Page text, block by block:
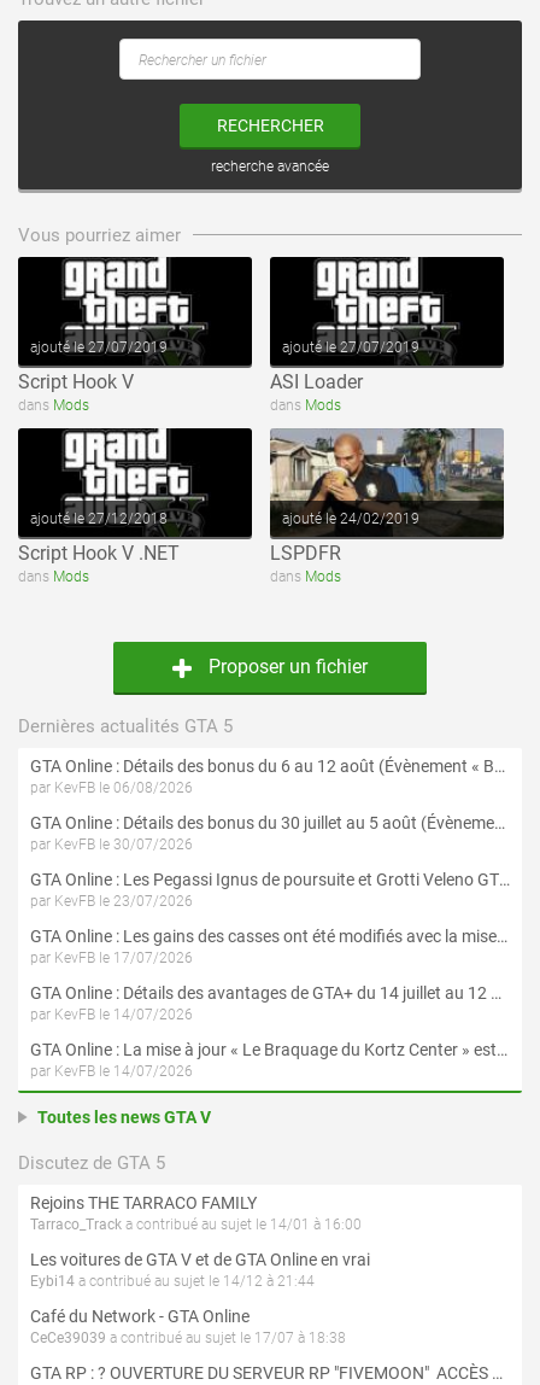
RECHERCHER
recherche avancée
Vous pourriez aimer
ajouté le 27/07/2019
Script Hook V
dans Mods
ajouté le 27/07/2019
ASI Loader
dans Mods
voir ce fichier
ajouté le 27/12/2018
Script Hook V .NET
dans Mods
voir ce fichier
ajouté le 24/02/2019
LSPDFR
dans Mods
Proposer un fichier
Dernières actualités GTA 5
GTA Online : Détails des bonus du 6 au 12 août (Évènement « Braquages de l'été » - Suite et fin)
par KevFB le 06/08/2026
GTA Online : Détails des bonus du 30 juillet au 5 août (Évènement « Braquages d'été »)
par KevFB le 30/07/2026
GTA Online : Les Pegassi Ignus de poursuite et Grotti Veleno GT sont maintenant disponibles
par KevFB le 23/07/2026
GTA Online : Les gains des casses ont été modifiés avec la mise à jour « Le Braquage du Kortz Center »
par KevFB le 17/07/2026
GTA Online : Détails des avantages de GTA+ du 14 juillet au 12 août
par KevFB le 14/07/2026
GTA Online : La mise à jour « Le Braquage du Kortz Center » est maintenant disponible
par KevFB le 14/07/2026
Toutes les news GTA V
Discutez de GTA 5
Rejoins THE TARRACO FAMILY
Tarraco_Track a contribué au sujet le 14/01 à 16:00
Les voitures de GTA V et de GTA Online en vrai
Eybi14 a contribué au sujet le 14/12 à 21:44
Café du Network - GTA Online
CeCe39039 a contribué au sujet le 17/07 à 18:38
GTA RP : ? OUVERTURE DU SERVEUR RP "FIVEMOON"  ACCÈS LIBRE ?